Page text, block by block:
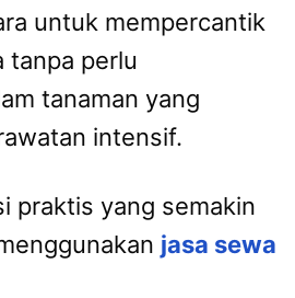
untuk mempercantik
tanpa perlu
tanaman yang
intensif.
praktis yang semakin
jasa sewa